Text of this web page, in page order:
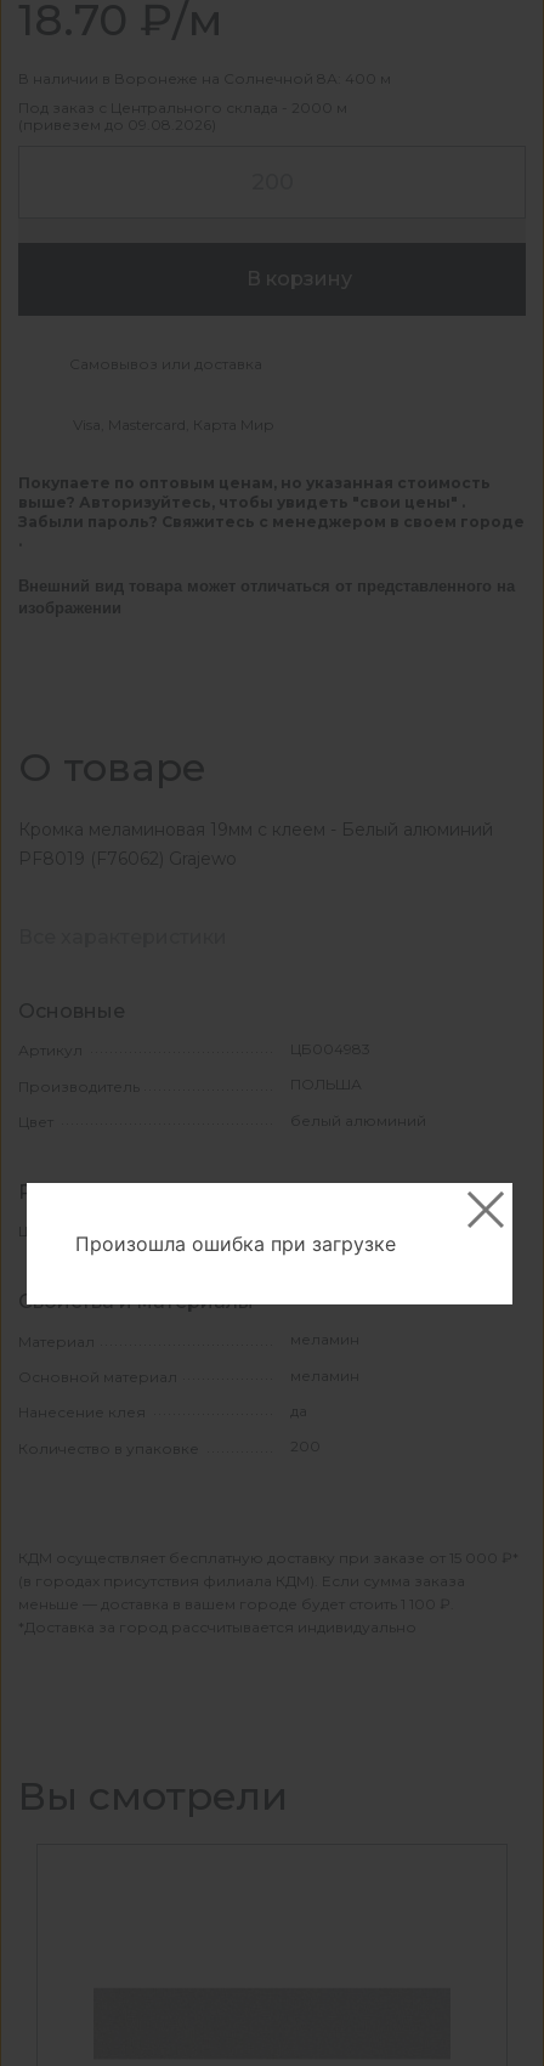
18.70 ₽/м
В наличии в Воронеже на Солнечной 8А: 400 м
Под заказ с Центрального склада - 2000 м
(привезем до 09.08.2026)
В корзину
Самовывоз или доставка
Visa, Mastercard, Карта Мир
Покупаете по оптовым ценам, но указанная стоимость
выше? Авторизуйтесь, чтобы увидеть "свои цены" .
Забыли пароль? Свяжитесь с менеджером в своем городе
Внешний вид товара может отличаться от представленного на
изображении
О товаре
Кромка меламиновая 19мм с клеем - Белый алюминий
PF8019 (F76062) Grajewo
Основные
Артикул ЦБ004983
Производитель ПОЛЬША
Цвет белый алюминий
Размеры
Ширина, мм
Свойства и материалы
Материал меламин
Основной материал меламин
Нанесение клея да
Количество в упаковке 200
КДМ осуществляет бесплатную доставку при заказе от 15 000 ₽*
(в городах присутствия филиала КДМ). Если сумма заказа
меньше — доставка в вашем городе будет стоить 1 100 ₽.
*Доставка за город рассчитывается индивидуально
Вы смотрели
Произошла ошибка при загрузке